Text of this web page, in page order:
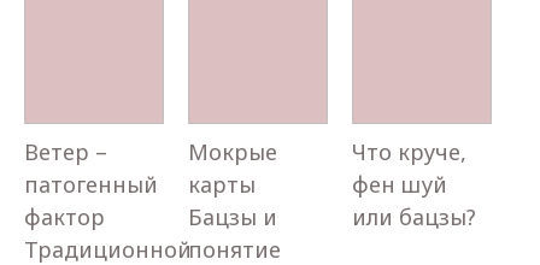
Ветер –
патогенный
фактор
Традиционной
Мокрые
карты
Бацзы и
понятие
Что круче,
фен шуй
или бацзы?